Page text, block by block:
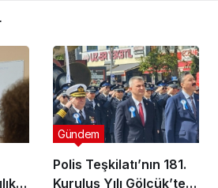
Polis Teşkilatı’nın 181.
Kuruluş Yılı Gölcük’te
Gündem